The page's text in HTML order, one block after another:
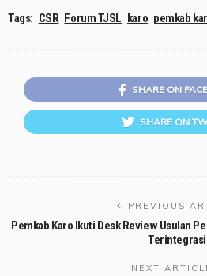
Tags: CSR Forum TJSL karo pemkab
SHARE ON
SHARE ON
PREVIOUS
Pemkab Karo Ikuti Desk Review Usulan
Terintegrasi
NEXT